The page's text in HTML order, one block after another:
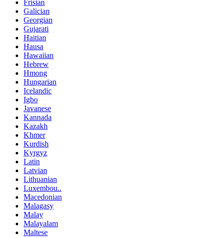
Frisian
Galician
Georgian
Gujarati
Haitian
Hausa
Hawaiian
Hebrew
Hmong
Hungarian
Icelandic
Igbo
Javanese
Kannada
Kazakh
Khmer
Kurdish
Kyrgyz
Latin
Latvian
Lithuanian
Luxembou..
Macedonian
Malagasy
Malay
Malayalam
Maltese